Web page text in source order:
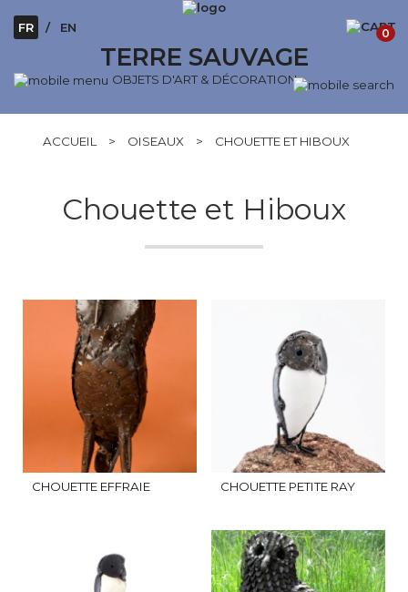
TERRE SAUVAGE
OBJETS D'ART & DÉCORATION
FR EN 0
ACCUEIL > OISEAUX > CHOUETTE ET HIBOUX
Chouette et Hiboux
CHOUETTE EFFRAIE CHOUETTE PETITE RAY